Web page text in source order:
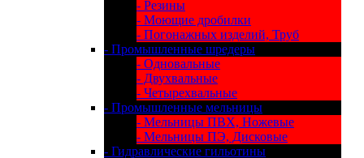
- Резины
- Моющие дробилки
- Погонажных изделий, Труб
- Промышленные шредеры
- Одновальные
- Двухвальные
- Четырехвальные
- Промышленные мельницы
- Мельницы ПВХ, Ножевые
- Мельницы ПЭ, Дисковые
- Гидравлические гильотины